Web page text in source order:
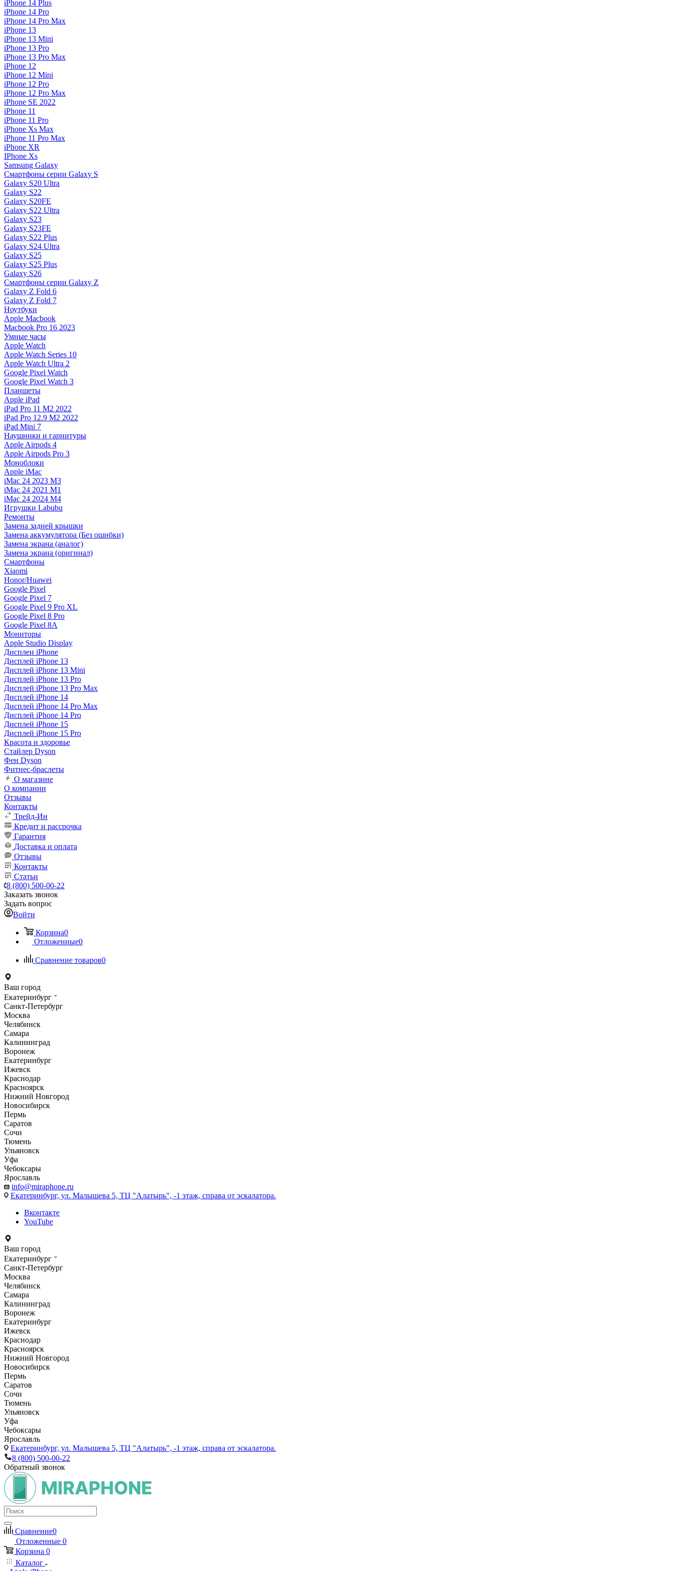
iPhone 14 Plus
iPhone 14 Pro
iPhone 14 Pro Max
iPhone 13
iPhone 13 Mini
iPhone 13 Pro
iPhone 13 Pro Max
iPhone 12
iPhone 12 Mini
iPhone 12 Pro
iPhone 12 Pro Max
iPhone SE 2022
iPhone 11
iPhone 11 Pro
iPhone Xs Max
iPhone 11 Pro Max
iPhone XR
IPhone Xs
Samsung Galaxy
Смартфоны серии Galaxy S
Galaxy S20 Ultra
Galaxy S22
Galaxy S20FE
Galaxy S22 Ultra
Galaxy S23
Galaxy S23FE
Galaxy S22 Plus
Galaxy S24 Ultra
Galaxy S25
Galaxy S25 Plus
Galaxy S26
Смартфоны серии Galaxy Z
Galaxy Z Fold 6
Galaxy Z Fold 7
Ноутбуки
Apple Macbook
Macbook Pro 16 2023
Умные часы
Apple Watch
Apple Watch Series 10
Apple Watch Ultra 2
Google Pixel Watch
Google Pixel Watch 3
Планшеты
Apple iPad
iPad Pro 11 M2 2022
iPad Pro 12.9 M2 2022
iPad Mini 7
Наушники и гарнитуры
Apple Airpods 4
Apple Airpods Pro 3
Моноблоки
Apple iMac
iMac 24 2023 M3
iMac 24 2021 M1
iMac 24 2024 M4
Игрушки Labubu
Ремонты
Замена задней крышки
Замена аккумулятора (Без ошибки)
Замена экрана (аналог)
Замена экрана (оригинал)
Смартфоны
Xiaomi
Honor/Huawei
Google Pixel
Google Pixel 7
Google Pixel 9 Pro XL
Google Pixel 8 Pro
Google Pixel 8A
Мониторы
Apple Studio Display
Дисплеи iPhone
Дисплей iPhone 13
Дисплей iPhone 13 Mini
Дисплей iPhone 13 Pro
Дисплей iPhone 13 Pro Max
Дисплей iPhone 14
Дисплей iPhone 14 Pro Max
Дисплей iPhone 14 Pro
Дисплей iPhone 15
Дисплей iPhone 15 Pro
Красота и здоровье
Стайлер Dyson
Фен Dyson
Фитнес-браслеты
О магазине
О компании
Отзывы
Контакты
Трейд-Ин
Кредит и рассрочка
Гарантия
Доставка и оплата
Отзывы
Контакты
Статьи
8 (800) 500-00-22
Заказать звонок
Задать вопрос
Войти
Корзина0
Отложенные0
Сравнение товаров0
Ваш город
Екатеринбург
Санкт-Петербург
Москва
Челябинск
Самара
Калининград
Воронеж
Екатеринбург
Ижевск
Краснодар
Красноярск
Нижний Новгород
Новосибирск
Пермь
Саратов
Сочи
Тюмень
Ульяновск
Уфа
Чебоксары
Ярославль
info@miraphone.ru
Екатеринбург, ул. Малышева 5, ТЦ "Алатырь", -1 этаж, справа от эскалатора.
Вконтакте
YouTube
Ваш город
Екатеринбург
Санкт-Петербург
Москва
Челябинск
Самара
Калининград
Воронеж
Екатеринбург
Ижевск
Краснодар
Красноярск
Нижний Новгород
Новосибирск
Пермь
Саратов
Сочи
Тюмень
Ульяновск
Уфа
Чебоксары
Ярославль
Екатеринбург, ул. Малышева 5, ТЦ "Алатырь", -1 этаж, справа от эскалатора.
8 (800) 500-00-22
Обратный звонок
Сравнение0
Отложенные 0
Корзина 0
Каталог